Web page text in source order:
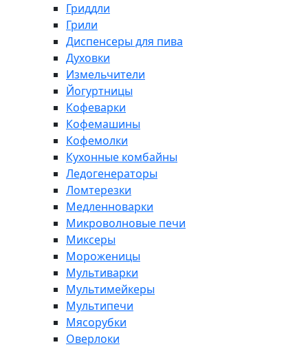
Гриддли
Грили
Диспенсеры для пива
Духовки
Измельчители
Йогуртницы
Кофеварки
Кофемашины
Кофемолки
Кухонные комбайны
Ледогенераторы
Ломтерезки
Медленноварки
Микроволновые печи
Миксеры
Мороженицы
Мультиварки
Мультимейкеры
Мультипечи
Мясорубки
Оверлоки